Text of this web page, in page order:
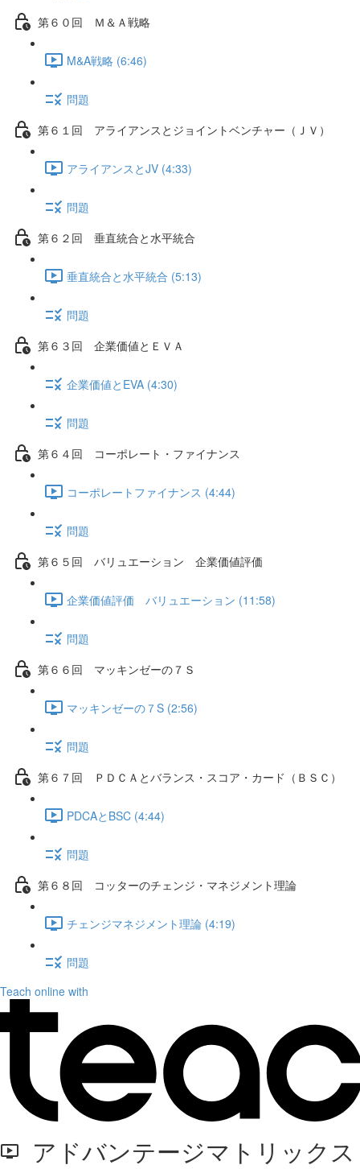
第６０回 Ｍ＆Ａ戦略
M&A戦略 (6:46)
問題
第６１回 アライアンスとジョイントベンチャー（ＪＶ）
アライアンスとJV (4:33)
問題
第６２回 垂直統合と水平統合
垂直統合と水平統合 (5:13)
問題
第６３回 企業価値とＥＶＡ
企業価値とEVA (4:30)
問題
第６４回 コーポレート・ファイナンス
コーポレートファイナンス (4:44)
問題
第６５回 バリュエーション 企業価値評価
企業価値評価 バリュエーション (11:58)
問題
第６６回 マッキンゼーの７Ｓ
マッキンゼーの７S (2:56)
問題
第６７回 ＰＤＣＡとバランス・スコア・カード（ＢＳＣ）
PDCAとBSC (4:44)
問題
第６８回 コッターのチェンジ・マネジメント理論
チェンジマネジメント理論 (4:19)
問題
Teach online with
アドバンテージマトリックス